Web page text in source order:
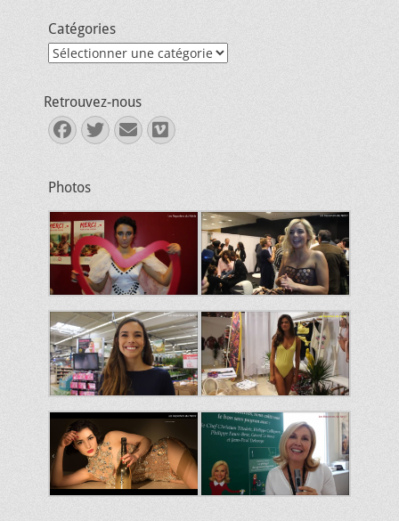
Catégories
Catégories
Retrouvez-nous
Facebook
Twitter
E-
mail
Vimeo
Photos